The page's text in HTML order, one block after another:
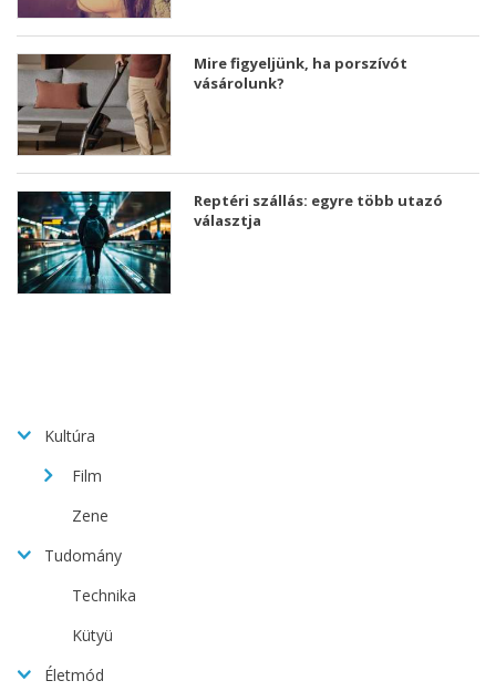
Mire figyeljünk, ha porszívót
vásárolunk?
Reptéri szállás: egyre több utazó
választja
Kultúra
Film
Zene
Tudomány
Technika
Kütyü
Életmód